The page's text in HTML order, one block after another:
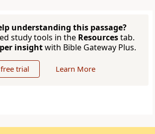
understanding this passage?
study tools in the Resourcestab.
insightwith Bible Gateway Plus.
trial Learn More